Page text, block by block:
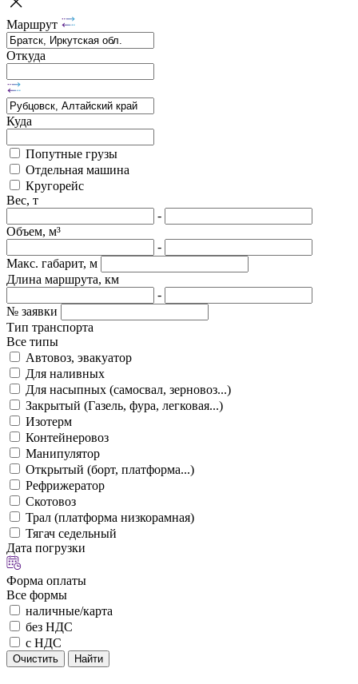
Маршрут
Откуда
Куда
Попутные грузы
Отдельная машина
Кругорейс
Вес, т
-
Объем, м³
-
Макс. габарит, м
Длина маршрута, км
-
№ заявки
Тип транспорта
Все типы
Автовоз, эвакуатор
Для наливных
Для насыпных (самосвал, зерновоз...)
Закрытый (Газель, фура, легковая...)
Изотерм
Контейнеровоз
Манипулятор
Открытый (борт, платформа...)
Рефрижератор
Скотовоз
Трал (платформа низкорамная)
Тягач седельный
Дата погрузки
Форма оплаты
Все формы
наличные/карта
без НДС
с НДС
Очистить Найти